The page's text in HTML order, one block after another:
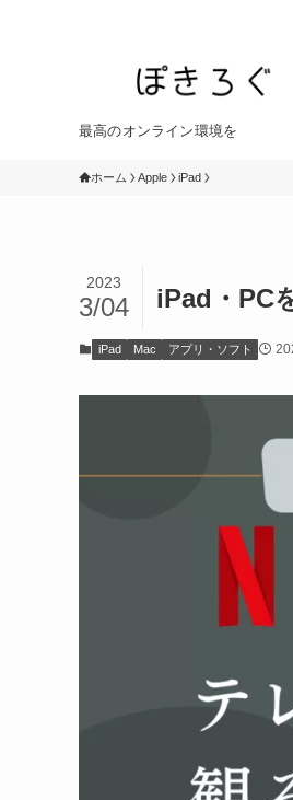
最高のオンライン環境を
ホーム Apple iPad
iPad・PC
2023
3/04
iPad Mac アプリ・ソフト